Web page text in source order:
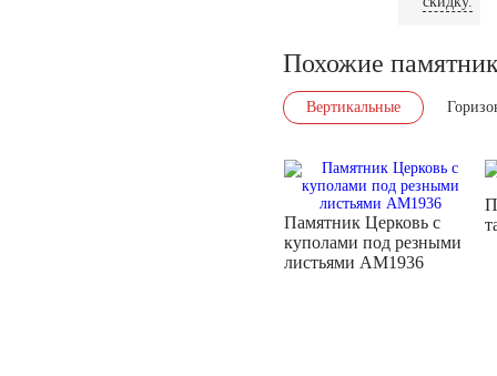
Похожие
Вертикальные
Памятник Церковь с
куполами под резными
листьями AM1936